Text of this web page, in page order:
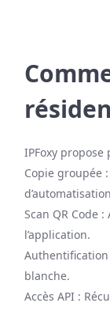
IPFoxy propose
Copie groupée
Scan QR Code
l’application.
Authentification
blanche.
Accès API :